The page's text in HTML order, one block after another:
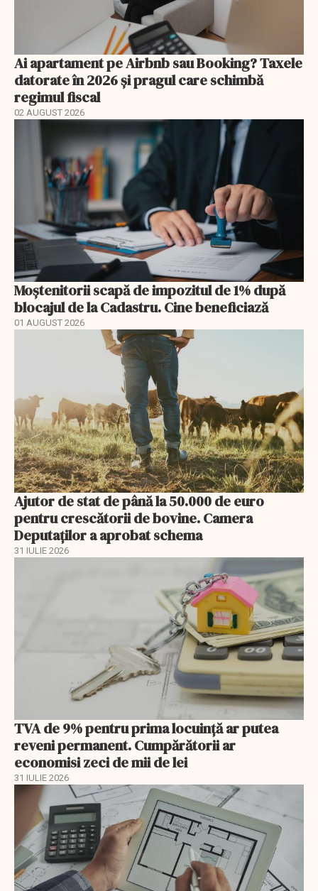
Ai apartament pe Airbnb sau Booking? Taxele
datorate în 2026 și pragul care schimbă
regimul fiscal
02 AUGUST 2026
Moștenitorii scapă de impozitul de 1% după
blocajul de la Cadastru. Cine beneficiază
01 AUGUST 2026
Ajutor de stat de până la 50.000 de euro
pentru crescătorii de bovine. Camera
Deputaților a aprobat schema
31 IULIE 2026
TVA de 9% pentru prima locuință ar putea
reveni permanent. Cumpărătorii ar
economisi zeci de mii de lei
31 IULIE 2026